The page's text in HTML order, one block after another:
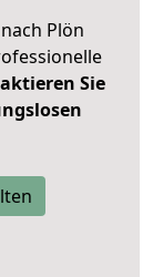
Plön
Sie